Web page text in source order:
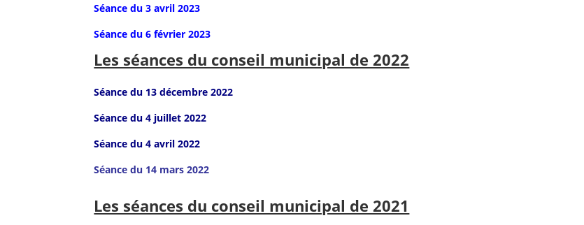
Séance du 3 avril 2023
Séance du 6 février 2023
Les séances du conseil municipal de 2022
Séance du 13 décembre 2022
Séance du 4 juillet 2022
Séance du 4 avril 2022
Séance du 14 mars 2022
Les séances du conseil municipal de 2021